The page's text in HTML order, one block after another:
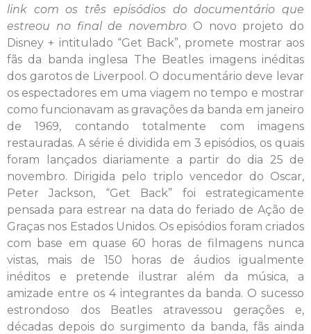
link com os três episódios do documentário que
estreou no final de novembro O novo projeto do
Disney + intitulado “Get Back”, promete mostrar aos
fãs da banda inglesa The Beatles imagens inéditas
dos garotos de Liverpool. O documentário deve levar
os espectadores em uma viagem no tempo e mostrar
como funcionavam as gravações da banda em janeiro
de 1969, contando totalmente com imagens
restauradas. A série é dividida em 3 episódios, os quais
foram lançados diariamente a partir do dia 25 de
novembro. Dirigida pelo triplo vencedor do Oscar,
Peter Jackson, “Get Back” foi estrategicamente
pensada para estrear na data do feriado de Ação de
Graças nos Estados Unidos. Os episódios foram criados
com base em quase 60 horas de filmagens nunca
vistas, mais de 150 horas de áudios igualmente
inéditos e pretende ilustrar além da música, a
amizade entre os 4 integrantes da banda. O sucesso
estrondoso dos Beatles atravessou gerações e,
décadas depois do surgimento da banda, fãs ainda